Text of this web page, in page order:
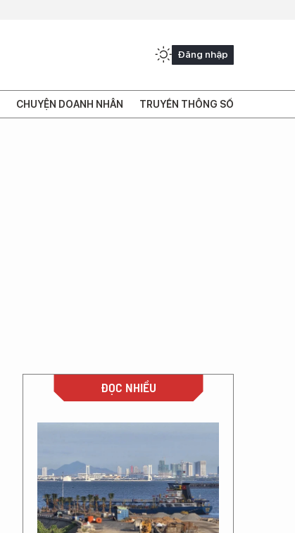
Đăng nhập
CHUYỆN DOANH NHÂN TRUYỀN THÔNG SỐ
ĐỌC NHIỀU